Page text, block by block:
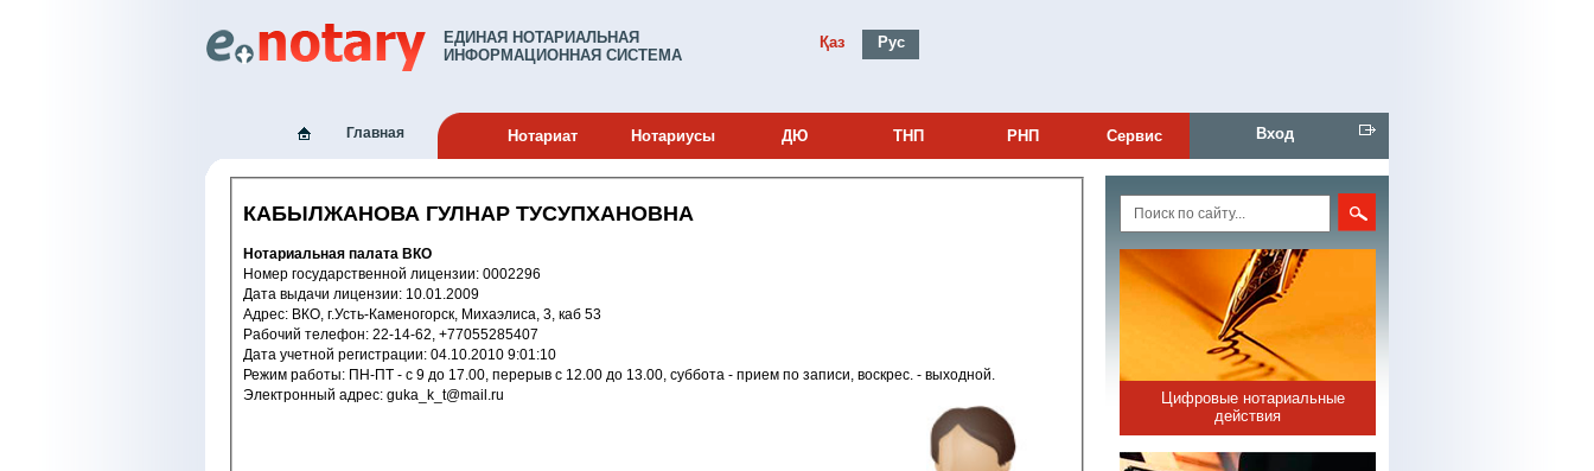
ЕДИНАЯ НОТАРИАЛЬНАЯ
ИНФОРМАЦИОННАЯ СИСТЕМА
Қаз Рус
Главная Нотариат Нотариусы ДЮ ТНП РНП Сервис Вход
КАБЫЛЖАНОВА ГУЛНАР ТУСУПХАНОВНА
Нотариальная палата ВКО
Номер государственной лицензии: 0002296
Дата выдачи лицензии: 10.01.2009
Адрес: ВКО, г.Усть-Каменогорск, Михаэлиса, 3, каб 53
Рабочий телефон: 22-14-62, +77055285407
Дата учетной регистрации: 04.10.2010 9:01:10
Режим работы: ПН-ПТ - c 9 до 17.00, перерыв с 12.00 до 13.00, суббота - прием по записи, воскрес. - выходной.
Электронный адрес: guka_k_t@mail.ru
Цифровые нотариальные
действия